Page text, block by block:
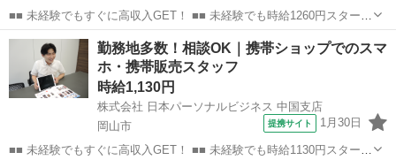
■■ 未経験でもすぐに高収入GET！ ■■ 未経験でも時給1260円スタート
なので、すぐに高収入!! 社員登用制度もあるので、ゆくゆくは社員に
なんてキャリアアップも目指せます!! ■■ 来社不要！カンタン電話登
録!! ■■...
岡山 岡山市 店長
勤務地多数！相談OK｜携帯ショップでのスマ
ホ・携帯販売スタッフ
時給1,130円
株式会社 日本パーソナルビジネス 中国支店
岡山市
提携サイト 1月30日
■■ 未経験でもすぐに高収入GET！ ■■ 未経験でも時給1130円スタート